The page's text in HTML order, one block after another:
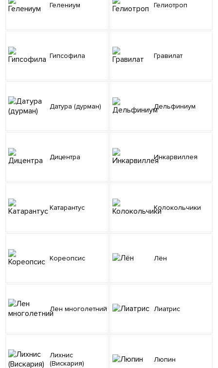
Гелениум Гелиотроп
Гипсофила Гравилат
Датура (дурман) Дельфиниум
Дицентра Инкарвиллея
Катарантус Колокольчики
Кореопсис Лён
Лен многолетний Лиатрис
Лихнис
(Вискария)
Люпин